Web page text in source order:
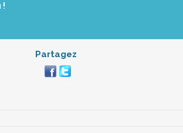
!
Partagez